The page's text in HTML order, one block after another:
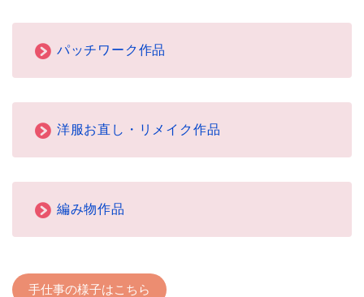
パッチワーク作品
洋服お直し・リメイク作品
編み物作品
手仕事の様子はこちら